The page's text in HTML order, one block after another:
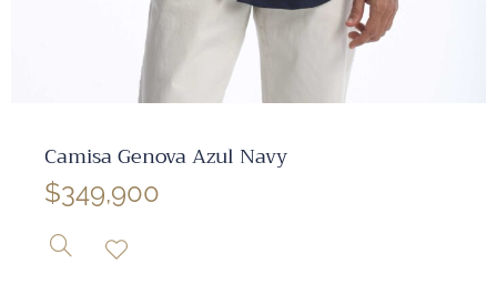
Camisa Genova Azul Navy
$349,900